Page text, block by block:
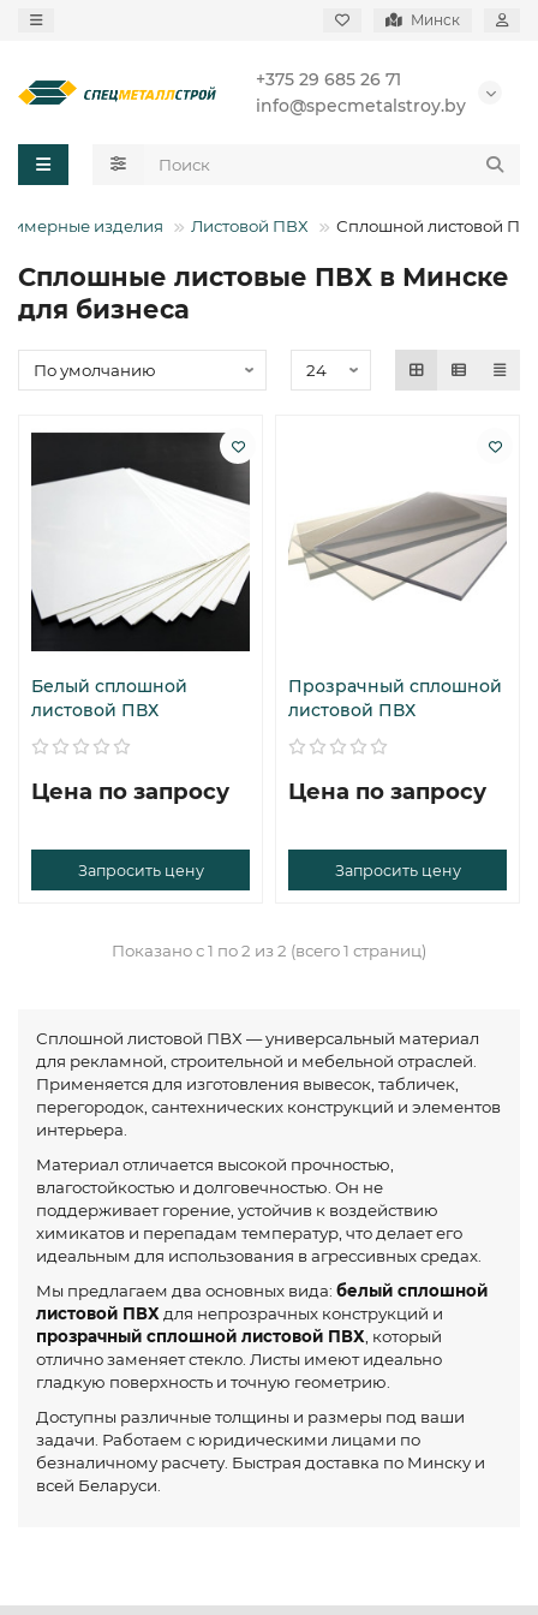
Минск
+375 29 685 26 71
info@specmetalstroy.by
изделия Листовой ПВХ Сплошной листовой
Сплошные листовые ПВХ в Минске
для бизнеса
Белый сплошной
листовой ПВХ
Цена по запросу
Запросить цену
Прозрачный сплошной
листовой ПВХ
Цена по запросу
Запросить цену
Показано с 1 по 2 из 2 (всего 1 страниц)
Сплошной листовой ПВХ — универсальный материал
для рекламной, строительной и мебельной отраслей.
Применяется для изготовления вывесок, табличек,
перегородок, сантехнических конструкций и элементов
интерьера.
Материал отличается высокой прочностью,
влагостойкостью и долговечностью. Он не
поддерживает горение, устойчив к воздействию
химикатов и перепадам температур, что делает его
идеальным для использования в агрессивных средах.
Мы предлагаем два основных вида: белый сплошной
листовой ПВХдля непрозрачных конструкций и
прозрачный сплошной листовой ПВХ, который
отлично заменяет стекло. Листы имеют идеально
гладкую поверхность и точную геометрию.
Доступны различные толщины и размеры под ваши
задачи. Работаем с юридическими лицами по
безналичному расчету. Быстрая доставка по Минску и
всей Беларуси.